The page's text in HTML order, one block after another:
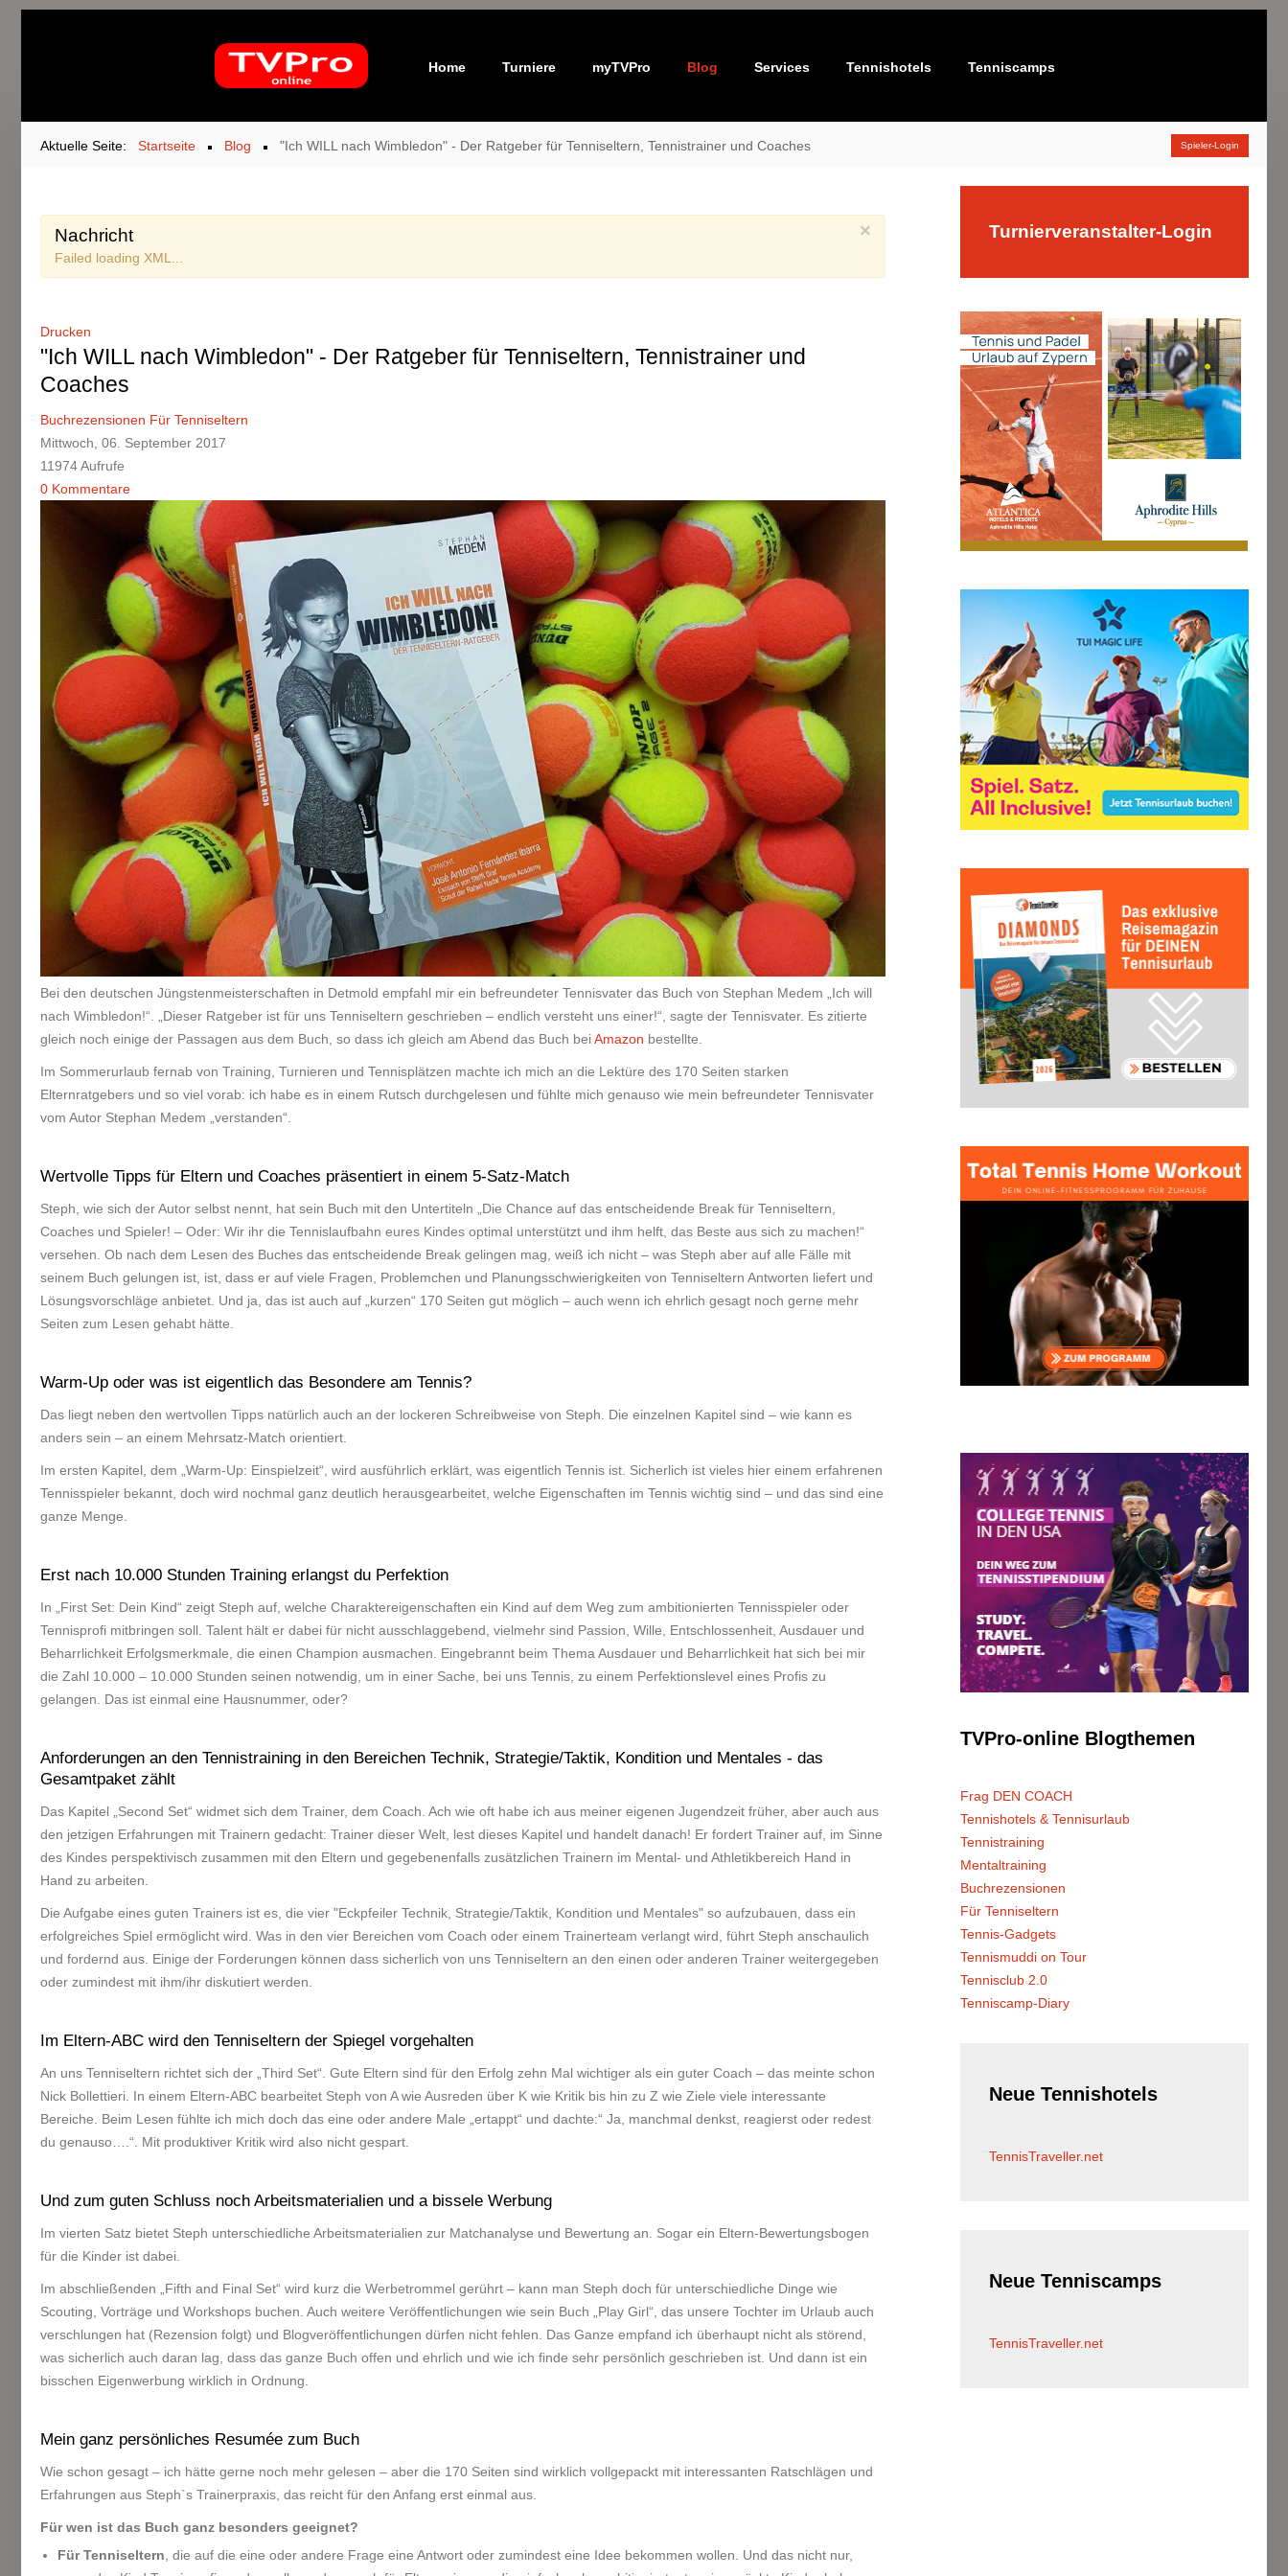
Home Turniere myTVPro Blog Services Tennishotels Tenniscamps
Spieler-Login
Aktuelle Seite: Startseite Blog "Ich WILL nach Wimbledon" - Der Ratgeber für Tenniseltern, Tennistrainer und Coaches
×
Nachricht
Failed loading XML...
Drucken
"Ich WILL nach Wimbledon" - Der Ratgeber für Tenniseltern, Tennistrainer und
Coaches
Buchrezensionen Für Tenniseltern
Mittwoch, 06. September 2017
11974 Aufrufe
0 Kommentare
Bei den deutschen Jüngstenmeisterschaften in Detmold empfahl mir ein befreundeter Tennisvater das Buch von Stephan Medem „Ich will
nach Wimbledon!“. „Dieser Ratgeber ist für uns Tenniseltern geschrieben – endlich versteht uns einer!“, sagte der Tennisvater. Es zitierte
gleich noch einige der Passagen aus dem Buch, so dass ich gleich am Abend das Buch beiAmazon bestellte.
Im Sommerurlaub fernab von Training, Turnieren und Tennisplätzen machte ich mich an die Lektüre des 170 Seiten starken
Elternratgebers und so viel vorab: ich habe es in einem Rutsch durchgelesen und fühlte mich genauso wie mein befreundeter Tennisvater
vom Autor Stephan Medem „verstanden“.
Wertvolle Tipps für Eltern und Coaches präsentiert in einem 5-Satz-Match
Steph, wie sich der Autor selbst nennt, hat sein Buch mit den Untertiteln „Die Chance auf das entscheidende Break für Tenniseltern,
Coaches und Spieler! – Oder: Wir ihr die Tennislaufbahn eures Kindes optimal unterstützt und ihm helft, das Beste aus sich zu machen!“
versehen. Ob nach dem Lesen des Buches das entscheidende Break gelingen mag, weiß ich nicht – was Steph aber auf alle Fälle mit
seinem Buch gelungen ist, ist, dass er auf viele Fragen, Problemchen und Planungsschwierigkeiten von Tenniseltern Antworten liefert und
Lösungsvorschläge anbietet. Und ja, das ist auch auf „kurzen“ 170 Seiten gut möglich – auch wenn ich ehrlich gesagt noch gerne mehr
Seiten zum Lesen gehabt hätte.
Warm-Up oder was ist eigentlich das Besondere am Tennis?
Das liegt neben den wertvollen Tipps natürlich auch an der lockeren Schreibweise von Steph. Die einzelnen Kapitel sind – wie kann es
anders sein – an einem Mehrsatz-Match orientiert.
Im ersten Kapitel, dem „Warm-Up: Einspielzeit“, wird ausführlich erklärt, was eigentlich Tennis ist. Sicherlich ist vieles hier einem erfahrenen
Tennisspieler bekannt, doch wird nochmal ganz deutlich herausgearbeitet, welche Eigenschaften im Tennis wichtig sind – und das sind eine
ganze Menge.
Erst nach 10.000 Stunden Training erlangst du Perfektion
In „First Set: Dein Kind“ zeigt Steph auf, welche Charaktereigenschaften ein Kind auf dem Weg zum ambitionierten Tennisspieler oder
Tennisprofi mitbringen soll. Talent hält er dabei für nicht ausschlaggebend, vielmehr sind Passion, Wille, Entschlossenheit, Ausdauer und
Beharrlichkeit Erfolgsmerkmale, die einen Champion ausmachen. Eingebrannt beim Thema Ausdauer und Beharrlichkeit hat sich bei mir
die Zahl 10.000 – 10.000 Stunden seinen notwendig, um in einer Sache, bei uns Tennis, zu einem Perfektionslevel eines Profis zu
gelangen. Das ist einmal eine Hausnummer, oder?
Anforderungen an den Tennistraining in den Bereichen Technik, Strategie/Taktik, Kondition und Mentales - das
Gesamtpaket zählt
Das Kapitel „Second Set“ widmet sich dem Trainer, dem Coach. Ach wie oft habe ich aus meiner eigenen Jugendzeit früher, aber auch aus
den jetzigen Erfahrungen mit Trainern gedacht: Trainer dieser Welt, lest dieses Kapitel und handelt danach! Er fordert Trainer auf, im Sinne
des Kindes perspektivisch zusammen mit den Eltern und gegebenenfalls zusätzlichen Trainern im Mental- und Athletikbereich Hand in
Hand zu arbeiten.
Die Aufgabe eines guten Trainers ist es, die vier "Eckpfeiler Technik, Strategie/Taktik, Kondition und Mentales" so aufzubauen, dass ein
erfolgreiches Spiel ermöglicht wird. Was in den vier Bereichen vom Coach oder einem Trainerteam verlangt wird, führt Steph anschaulich
und fordernd aus. Einige der Forderungen können dass sicherlich von uns Tenniseltern an den einen oder anderen Trainer weitergegeben
oder zumindest mit ihm/ihr diskutiert werden.
Im Eltern-ABC wird den Tenniseltern der Spiegel vorgehalten
An uns Tenniseltern richtet sich der „Third Set“. Gute Eltern sind für den Erfolg zehn Mal wichtiger als ein guter Coach – das meinte schon
Nick Bollettieri. In einem Eltern-ABC bearbeitet Steph von A wie Ausreden über K wie Kritik bis hin zu Z wie Ziele viele interessante
Bereiche. Beim Lesen fühlte ich mich doch das eine oder andere Male „ertappt“ und dachte:“ Ja, manchmal denkst, reagierst oder redest
du genauso….“. Mit produktiver Kritik wird also nicht gespart.
Und zum guten Schluss noch Arbeitsmaterialien und a bissele Werbung
Im vierten Satz bietet Steph unterschiedliche Arbeitsmaterialien zur Matchanalyse und Bewertung an. Sogar ein Eltern-Bewertungsbogen
für die Kinder ist dabei.
Im abschließenden „Fifth and Final Set“ wird kurz die Werbetrommel gerührt – kann man Steph doch für unterschiedliche Dinge wie
Scouting, Vorträge und Workshops buchen. Auch weitere Veröffentlichungen wie sein Buch „Play Girl“, das unsere Tochter im Urlaub auch
verschlungen hat (Rezension folgt) und Blogveröffentlichungen dürfen nicht fehlen. Das Ganze empfand ich überhaupt nicht als störend,
was sicherlich auch daran lag, dass das ganze Buch offen und ehrlich und wie ich finde sehr persönlich geschrieben ist. Und dann ist ein
bisschen Eigenwerbung wirklich in Ordnung.
Mein ganz persönliches Resumée zum Buch
Wie schon gesagt – ich hätte gerne noch mehr gelesen – aber die 170 Seiten sind wirklich vollgepackt mit interessanten Ratschlägen und
Erfahrungen aus Steph`s Trainerpraxis, das reicht für den Anfang erst einmal aus.
Für wen ist das Buch ganz besonders geeignet?
Für Tenniseltern , die auf die eine oder andere Frage eine Antwort oder zumindest eine Idee bekommen wollen. Und das nicht nur,
Turnierveranstalter-Login
TVPro-online Blogthemen
Frag DEN COACH
Tennishotels & Tennisurlaub
Tennistraining
Mentaltraining
Buchrezensionen
Für Tenniseltern
Tennis-Gadgets
Tennismuddi on Tour
Tennisclub 2.0
Tenniscamp-Diary
NeueTennishotels
TennisTraveller.net
NeueTenniscamps
TennisTraveller.net